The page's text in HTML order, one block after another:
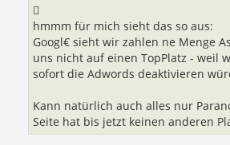
hmmm für mich sieht das so aus:
Googl€ sieht wir zahlen ne Menge
uns nicht auf einen TopPlatz - weil
sofort die Adwords deaktivieren
Kann natürlich auch alles nur
Seite hat bis jetzt keinen anderen